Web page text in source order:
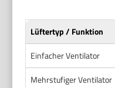
Lüftertyp / Funktion
Einfacher Ventilator
Mehrstufiger Ventilator